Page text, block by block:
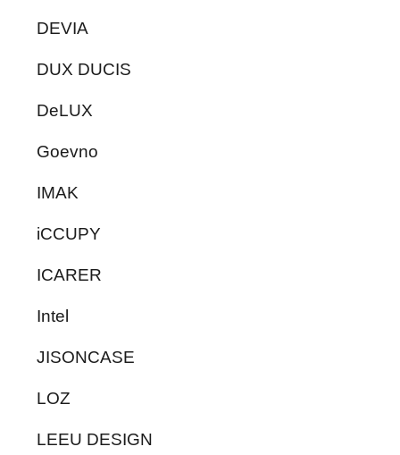
DEVIA
DUX DUCIS
DeLUX
Goevno
IMAK
iCCUPY
ICARER
Intel
JISONCASE
LOZ
LEEU DESIGN